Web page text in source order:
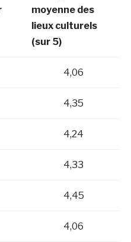
moyenne des
lieux culturels
(sur 5)
4,06
4,35
4,24
4,33
4,45
4,06